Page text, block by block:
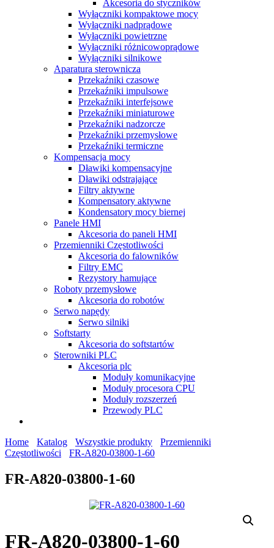
Akcesoria do styczników
Wyłączniki kompaktowe mocy
Wyłączniki nadprądowe
Wyłączniki powietrzne
Wyłączniki różnicowoprądowe
Wyłączniki silnikowe
Aparatura sterownicza
Przekaźniki czasowe
Przekaźniki impulsowe
Przekaźniki interfejsowe
Przekaźniki miniaturowe
Przekaźniki nadzorcze
Przekaźniki przemysłowe
Przekaźniki termiczne
Kompensacja mocy
Dławiki kompensacyjne
Dławiki odstrajające
Filtry aktywne
Kompensatory aktywne
Kondensatory mocy biernej
Panele HMI
Akcesoria do paneli HMI
Przemienniki Częstotliwości
Akcesoria do falowników
Filtry EMC
Rezystory hamujące
Roboty przemysłowe
Akcesoria do robotów
Serwo napędy
Serwo silniki
Softstarty
Akcesoria do softstartów
Sterowniki PLC
Akcesoria plc
Moduły komunikacyjne
Moduły procesora CPU
Moduły rozszerzeń
Przewody PLC
Home Katalog Wszystkie produkty
Przemienniki
Częstotliwości
FR-A820-03800-1-60
FR-A820-03800-1-60
FR-A820-03800-1-60